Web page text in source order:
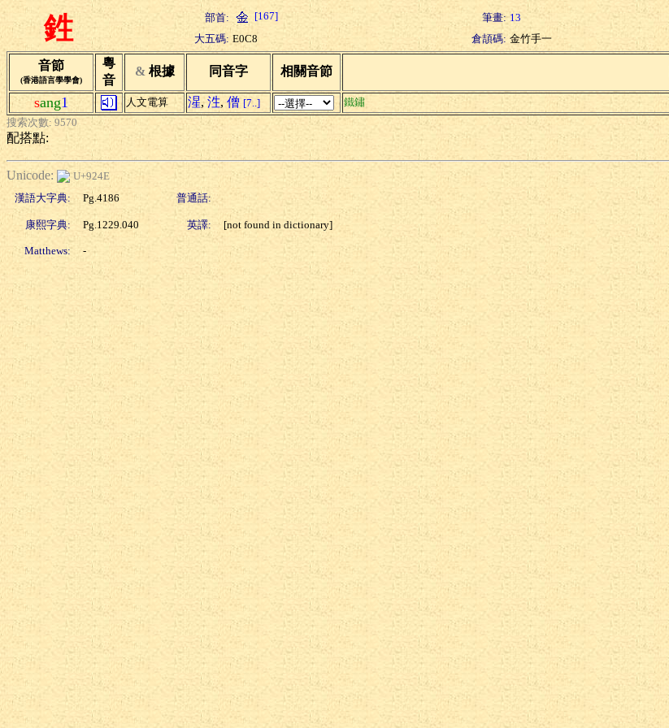
鉎 部首: [167] 筆畫: 13
大五碼: E0C8 倉頡碼: 金竹手一
音節
(香港語言學學會)
粵
音
& 根據 同音字 相關音節
sang1 人文電算 湦, 泩, 僧 [7..]
鐵鏽
搜索次數: 9570
配搭點:
Unicode:
U+924E
漢語大字典:
Pg.4186 普通話:
康熙字典: Pg.1229.040 英譯: [not found in dictionary]
Matthews: -